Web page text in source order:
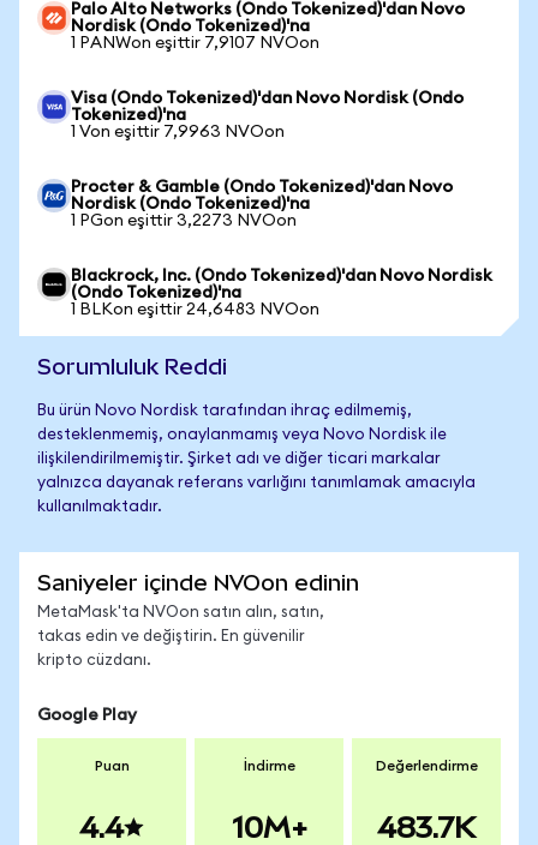
Palo Alto Networks (Ondo Tokenized)'dan Novo
Nordisk (Ondo Tokenized)'na
1 PANWon eşittir 7,9107 NVOon
Visa (Ondo Tokenized)'dan Novo Nordisk (Ondo
Tokenized)'na
1 Von eşittir 7,9963 NVOon
Procter & Gamble (Ondo Tokenized)'dan Novo
Nordisk (Ondo Tokenized)'na
1 PGon eşittir 3,2273 NVOon
Blackrock, Inc. (Ondo Tokenized)'dan Novo Nordisk
(Ondo Tokenized)'na
1 BLKon eşittir 24,6483 NVOon
Sorumluluk Reddi
Bu ürün Novo Nordisk tarafından ihraç edilmemiş,
desteklenmemiş, onaylanmamış veya Novo Nordisk ile
ilişkilendirilmemiştir. Şirket adı ve diğer ticari markalar
yalnızca dayanak referans varlığını tanımlamak amacıyla
kullanılmaktadır.
Saniyeler içinde NVOon edinin
MetaMask'ta NVOon satın alın, satın,
takas edin ve değiştirin. En güvenilir
kripto cüzdanı.
Google Play
Puan
4.4
İndirme
10M+
Değerlendirme
483.7K